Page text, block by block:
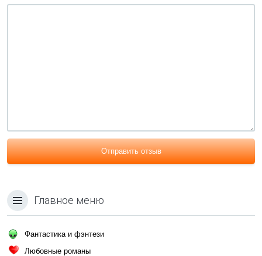
Отправить отзыв
Главное меню
Фантастика и фэнтези
Любовные романы